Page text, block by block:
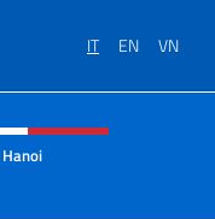
IT EN VN
e menù